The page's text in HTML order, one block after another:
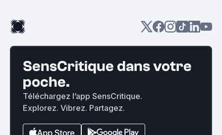
SensCritique dans votre
poche.
Téléchargez l’app SensCritique.
Explorez. Vibrez. Partagez.